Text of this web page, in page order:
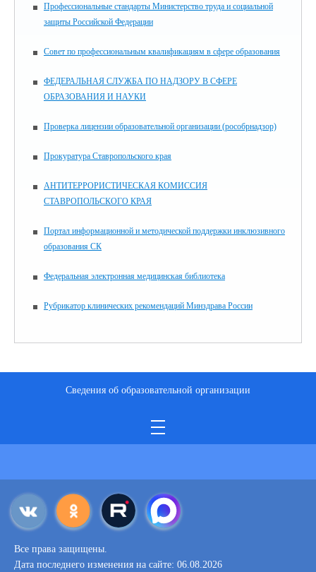
Профессиональные стандарты Министерство труда и социальной
защиты Российской Федерации
Совет по профессиональным квалификациям в сфере образования
ФЕДЕРАЛЬНАЯ СЛУЖБА ПО НАДЗОРУ В СФЕРЕ
ОБРАЗОВАНИЯ И НАУКИ
Проверка лицензии образовательной организации (рособрнадзор)
Прокуратура Ставропольского края
АНТИТЕРРОРИСТИЧЕСКАЯ КОМИССИЯ
СТАВРОПОЛЬСКОГО КРАЯ
Портал информационной и методической поддержки инклюзивного
образования СК
Федеральная электронная медицинская библиотека
Рубрикатор клинических рекомендаций Минздрава России
Сведения об образовательной организации
Все права защищены.
Дата последнего изменения на сайте: 06.08.2026